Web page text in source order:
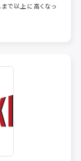
で以上に高くなっ
お客様の生活様
の高い製品、サー
念頭に、人々が安
という観点から取